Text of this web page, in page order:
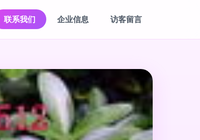
联系我们 企业信息 访客留言